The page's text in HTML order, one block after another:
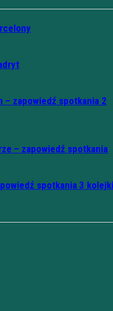
– zapowiedź spotkania 2
– zapowiedź spotkania
spotkania 3 kolejki